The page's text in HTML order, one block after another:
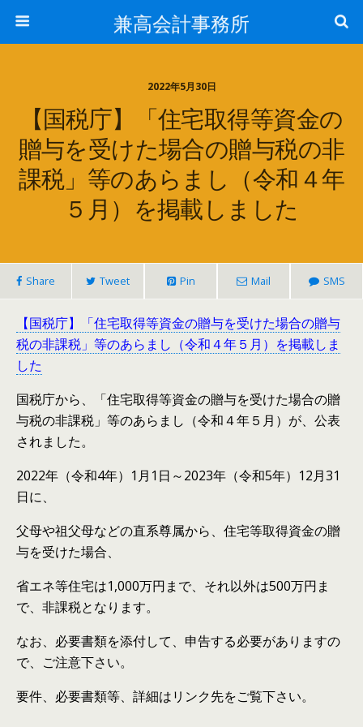
兼高会計事務所
2022年5月30日
【国税庁】「住宅取得等資金の
贈与を受けた場合の贈与税の非
課税」等のあらまし（令和４年
５月）を掲載しました
Share Tweet Pin Mail SMS
【国税庁】「住宅取得等資金の贈与を受けた場合の贈与
税の非課税」等のあらまし（令和４年５月）を掲載しま
した
国税庁から、「住宅取得等資金の贈与を受けた場合の贈
与税の非課税」等のあらまし（令和４年５月）が、公表
されました。
2022年（令和4年）1月1日～2023年（令和5年）12月31
日に、
父母や祖父母などの直系尊属から、住宅等取得資金の贈
与を受けた場合、
省エネ等住宅は1,000万円まで、それ以外は500万円ま
で、非課税となります。
なお、必要書類を添付して、申告する必要がありますの
で、ご注意下さい。
要件、必要書類等、詳細はリンク先をご覧下さい。